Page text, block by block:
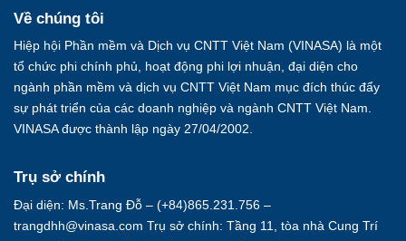
Về chúng tôi
Hiệp hội Phần mềm và Dịch vụ CNTT Việt Nam (VINASA) là một
tổ chức phi chính phủ, hoạt động phi lợi nhuận, đại diện cho
ngành phần mềm và dịch vụ CNTT Việt Nam mục đích thúc đẩy
sự phát triển của các doanh nghiệp và ngành CNTT Việt Nam.
VINASA được thành lập ngày 27/04/2002.
Trụ sở chính
Đại diện: Ms.Trang Đỗ – (+84)865.231.756 –
trangdhh@vinasa.com Trụ sở chính: Tầng 11, tòa nhà Cung Trí